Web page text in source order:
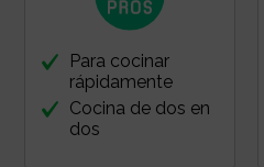
Para cocinar
rápidamente
Cocina de dos en
dos